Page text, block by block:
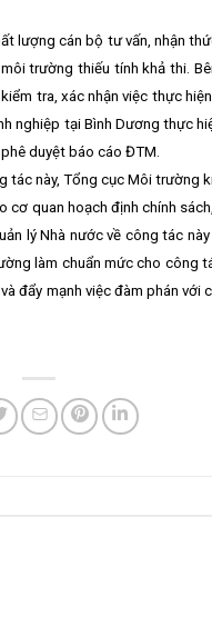
lượng cán bộ tư vấn, nhận
trường thiếu tính khả thi.
tra, xác nhận việc thực
tại Bình Dương thực
duyệt báo cáo ĐTM.
này, Tổng cục Môi trường
quan hoạch định chính
lý Nhà nước về công tác
làm chuẩn mức cho công
mạnh việc đàm phán với